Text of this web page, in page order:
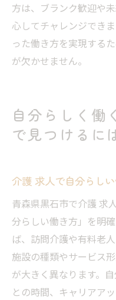
方は、ブランク歓迎や
心してチャレンジでき
った働き方を実現する
が欠かせません。
自分らしく働
で見つけるに
介護 求人で自分らし
青森県黒石市で介護 求
分らしい働き方」を明
ば、訪問介護や有料老
施設の種類やサービス
が大きく異なります。
との時間、キャリアア